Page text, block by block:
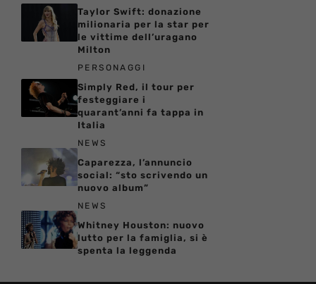
Taylor Swift: donazione
milionaria per la star per
le vittime dell’uragano
Milton
PERSONAGGI
Simply Red, il tour per
festeggiare i
quarant’anni fa tappa in
Italia
NEWS
Caparezza, l’annuncio
social: “sto scrivendo un
nuovo album”
NEWS
Whitney Houston: nuovo
lutto per la famiglia, si è
spenta la leggenda